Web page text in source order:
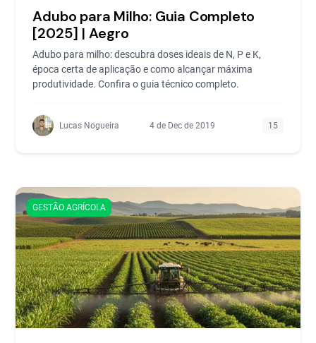
Adubo para Milho: Guia Completo
[2025] | Aegro
Adubo para milho: descubra doses ideais de N, P e K,
época certa de aplicação e como alcançar máxima
produtividade. Confira o guia técnico completo.
Lucas Nogueira 4 de Dec de 2019 15
GESTÃO AGRÍCOLA